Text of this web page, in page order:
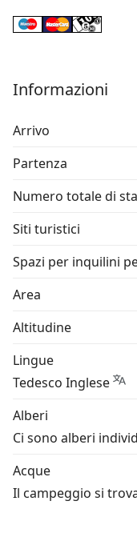
Informazioni
Arrivo
Partenza
Numero totale di
Siti turistici
Spazi per inquilini
Area
Altitudine
Lingue
Tedesco Inglese
Alberi
Ci sono alberi
Acque
Il campeggio si